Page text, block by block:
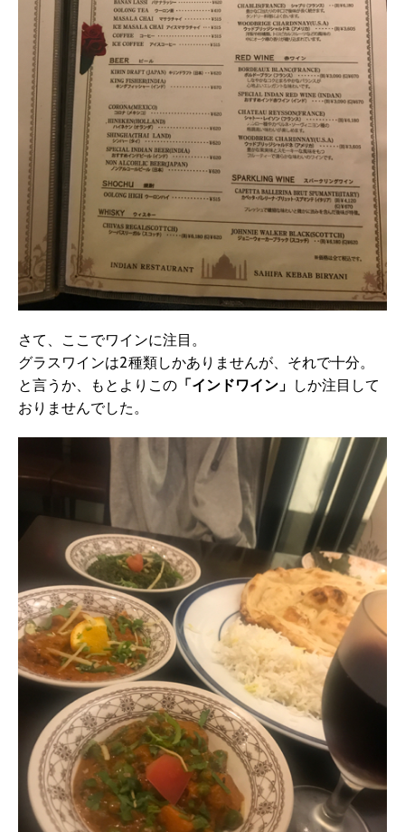
さて、ここでワインに注目。
グラスワインは2種類しかありませんが、それで十分。
と言うか、もとよりこの 「インドワイン」 しか注目して
おりませんでした。